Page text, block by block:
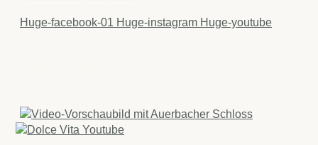
Huge-facebook-01 Huge-instagram Huge-youtube